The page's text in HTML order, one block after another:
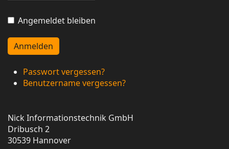
Angemeldet bleiben
Anmelden
Passwort vergessen?
Benutzername vergessen?
Nick Informationstechnik GmbH
Dribusch 2
30539 Hannover